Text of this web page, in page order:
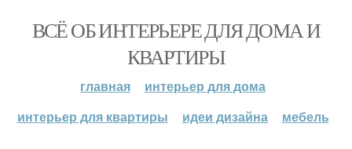
ВСЁ ОБ ИНТЕРЬЕРЕ ДЛЯ ДОМА И
КВАРТИРЫ
главная
интерьер для дома
интерьер для квартиры
идеи дизайна мебель